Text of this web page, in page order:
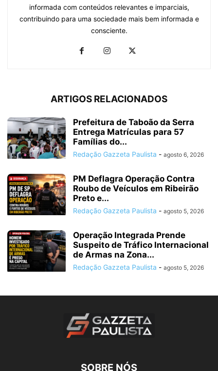
informada com conteúdos relevantes e imparciais,
contribuindo para uma sociedade mais bem informada e
consciente.
ARTIGOS RELACIONADOS
Prefeitura de Taboão da Serra
Entrega Matrículas para 57
Famílias do...
Redação Gazzeta Paulista - agosto 6, 2026
PM Deflagra Operação Contra
Roubo de Veículos em Ribeirão
Preto e...
Redação Gazzeta Paulista - agosto 5, 2026
Operação Integrada Prende
Suspeito de Tráfico Internacional
de Armas na Zona...
Redação Gazzeta Paulista - agosto 5, 2026
SOBRE NÓS